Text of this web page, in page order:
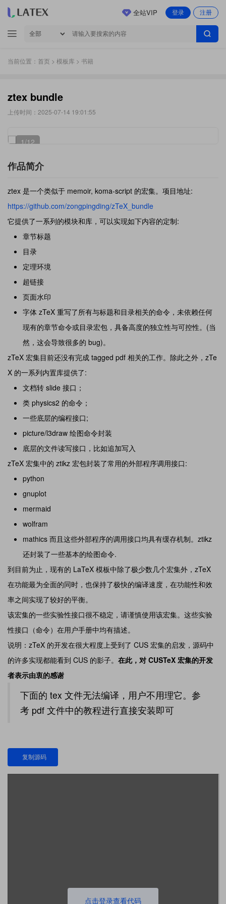
登录 注册
全站VIP
当前位置： 首页 > 模板库 > 书籍
ztex bundle
上传时间：2025-07-14 19:01:55
1/12
作品简介
ztex 是一个类似于 memoir, koma-script 的宏集。项目地址:
https://github.com/zongpingding/zTeX_bundle
它提供了一系列的模块和库，可以实现如下内容的定制:
章节标题
目录
定理环境
超链接
页面水印
字体 zTeX 重写了所有与标题和目录相关的命令，未依赖任何
现有的章节命令或目录宏包，具备高度的独立性与可控性。(当
然，这会导致很多的 bug)。
zTeX 宏集目前还没有完成 tagged pdf 相关的工作。除此之外，zTe
X 的一系列内置库提供了:
文档转 slide 接口；
类 physics2 的命令；
一些底层的编程接口;
picture/l3draw 绘图命令封装
底层的文件读写接口，比如追加写入
zTeX 宏集中的 ztikz 宏包封装了常用的外部程序调用接口:
python
gnuplot
mermaid
wolfram
mathics 而且这些外部程序的调用接口均具有缓存机制。ztikz
还封装了一些基本的绘图命令.
到目前为止，现有的 LaTeX 模板中除了极少数几个宏集外，zTeX
在功能最为全面的同时，也保持了极快的编译速度，在功能性和效
率之间实现了较好的平衡。
该宏集的一些实验性接口很不稳定，请谨慎使用该宏集。这些实验
性接口（命令）在用户手册中均有描述。
说明：zTeX 的开发在很大程度上受到了 CUS 宏集的启发，源码中
的许多实现都能看到 CUS 的影子。 在此，对 CUSTeX 宏集的开发
者表示由衷的感谢
下面的 tex 文件无法编译，用户不用理它。参
考 pdf 文件中的教程进行直接安装即可
复制源码
点击登录查看代码